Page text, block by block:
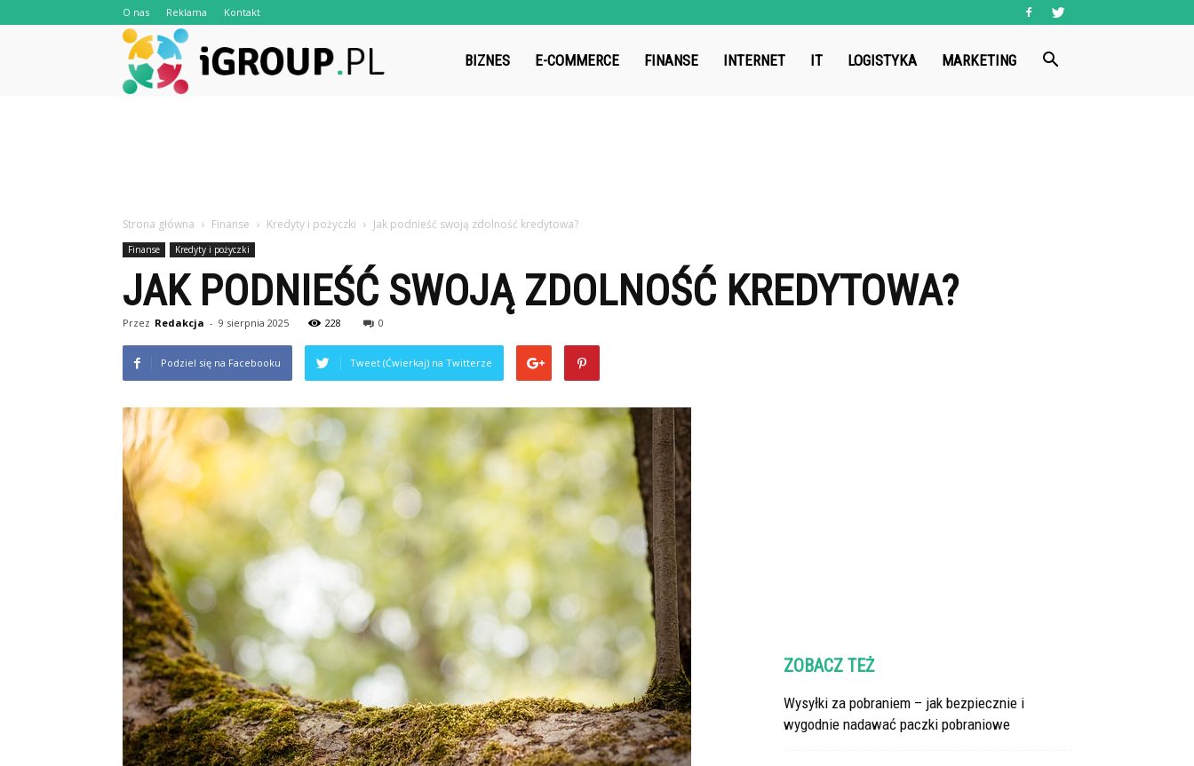
O nas Reklama Kontakt
BIZNES E-COMMERCE FINANSE INTERNET IT LOGISTYKA MARKETING
Strona główna Finanse Kredyty i pożyczki Jak podnieść swoją zdolność kredytowa?
Finanse Kredyty i pożyczki
JAK PODNIEŚĆ SWOJĄ ZDOLNOŚĆ KREDYTOWA?
Przez Redakcja - 9 sierpnia 2025 228 0
Podziel się na Facebooku Tweet (Ćwierkaj) na Twitterze
ZOBACZ TEŻ
Wysyłki za pobraniem – jak bezpiecznie i
wygodnie nadawać paczki pobraniowe